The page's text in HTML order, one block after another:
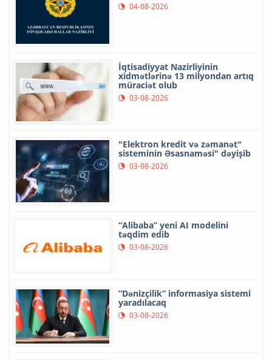
04-08-2026
İqtisadiyyat Nazirliyinin
xidmətlərinə 13 milyondan artıq
müraciət olub
03-08-2026
"Elektron kredit və zəmanət"
sisteminin Əsasnaməsi" dəyişib
03-08-2026
“Alibaba” yeni AI modelini
təqdim edib
03-08-2026
“Dənizçilik” informasiya sistemi
yaradılacaq
03-08-2026